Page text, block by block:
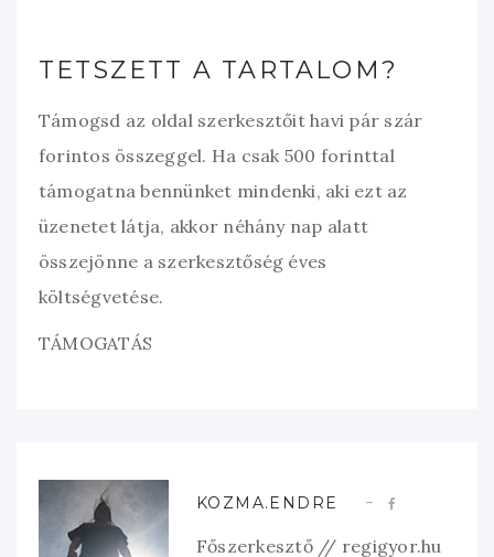
TETSZETT A TARTALOM?
Támogsd az oldal szerkesztőit havi pár szár
forintos összeggel. Ha csak 500 forinttal
támogatna bennünket mindenki, aki ezt az
üzenetet látja, akkor néhány nap alatt
összejönne a szerkesztőség éves
költségvetése.
TÁMOGATÁS
KOZMA.ENDRE
Főszerkesztő // regigyor.hu